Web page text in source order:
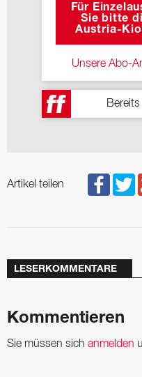
Für
Sie bitte
Austria-
Unsere Abo-
Artikel teilen
LESERKOMMENTARE
Kommentieren
Sie müssen sich anmelden